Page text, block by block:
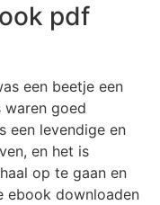
pdf
een beetje een
waren goed
een levendige en
en het is
op te gaan en
ebook downloaden